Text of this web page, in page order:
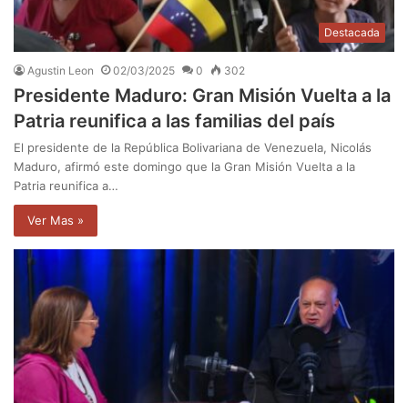
Destacada
Agustin Leon 02/03/2025 0 302
Presidente Maduro: Gran Misión Vuelta a la
Patria reunifica a las familias del país
El presidente de la República Bolivariana de Venezuela, Nicolás
Maduro, afirmó este domingo que la Gran Misión Vuelta a la
Patria reunifica a…
Ver Mas »